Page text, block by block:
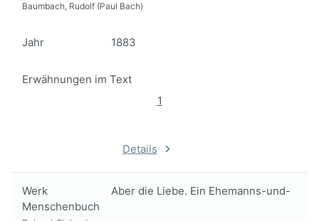
Baumbach, Rudolf (Paul Bach)
Jahr 1883
Erwähnungen im Text
1
Details
Werk
Aber die Liebe. Ein Ehemanns-und-
Menschenbuch